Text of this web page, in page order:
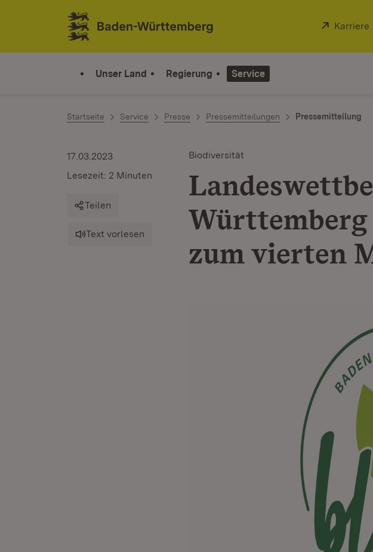
Zum Inhalt springen
Link zur Startseite
Extern:
Karriere
Unser Land Regierung Service
Startseite Service Presse Pressemitteilungen Pressemitteilung
Biodiversität
zum vierten
17.03.2023
Lesezeit: 2 Minuten
Teilen
Text vorlesen